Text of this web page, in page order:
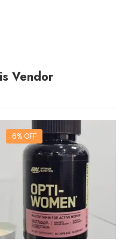
Vendor
6% OFF